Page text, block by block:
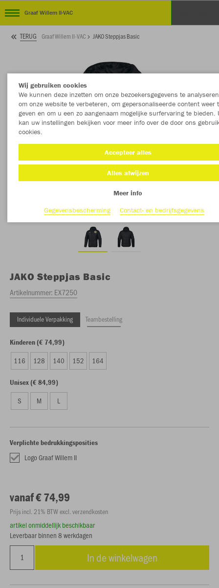
Graaf Willem II-VAC
TERUG Graaf Willem II-VAC JAKO Steppjas Basic
JAKO Steppjas Basic
Artikelnummer: EX7250
Individuele Verpakking Teambestelling
Kinderen (€ 74,99)
116 128 140 152 164
Unisex (€ 84,99)
S M L
Verplichte bedrukkingsposities
Logo Graaf Willem II
vanaf € 74,99
Prijs incl. 21% BTW excl. verzendkosten
artikel onmiddellijk beschikbaar
Leverbaar binnen 8 werkdagen
In de winkelwagen
Wij gebruiken cookies
We kunnen deze inzetten om onze bezoekersgegevens te
om onze website te verbeteren, om gepersonaliseerde content weer
geven en om u een zo aangenaam mogelijke surfervaring te bieden.
kan uw instellingen bekijken voor meer info over de door ons
cookies.
Accepteer alles
Alles afwijzen
Meer info
Gegevensbescherming
Contact- en bedrijfsgegevens